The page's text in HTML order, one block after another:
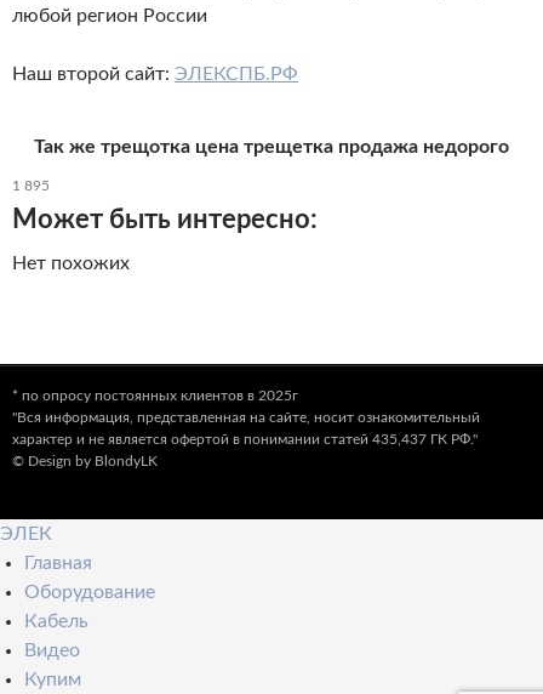
любой регион России
Наш второй сайт: ЭЛЕКСПБ.РФ
Так же трещотка цена трещетка продажа недорого
1 895
Может быть интересно:
Нет похожих
* по опросу постоянных клиентов в 2025г
"Вся информация, представленная на сайте, носит ознакомительный
характер и не является офертой в понимании статей 435,437 ГК РФ."
© Design by BlondyLK
ЭЛЕК
Главная
Оборудование
Кабель
Видео
Купим